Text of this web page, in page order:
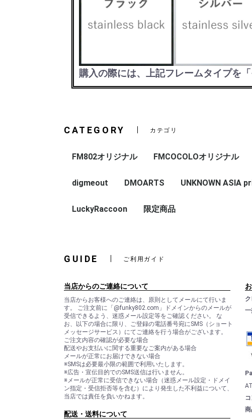
購入の際には、上記フレームタイプを
CATEGORY カテゴリ
FM802オリジナル FMCOCOLOオリジナル
digmeout
HOP ART
アートグッズ
digmeout CATS
DMOARTS UNKNOWN ASIA
LuckyRaccoon 限定商品
GUIDE ご利用ガイド
当店からのご連絡について
当店からお客様へのご連絡は、原則としてメールにて行いま
す。 ご注文前に「@funky802.com」ドメインからのメールが
受信できるよう、迷惑メール設定等をご確認ください。 な
お、以下の場合に限り、ご登録の電話番号宛にSMS（ショート
メッセージサービス）にてご連絡を行う場合がございます。
ご注文内容の確認が必要な場合
配送やお支払いに関する重要なご案内がある場合
メールが正常にお届けできない場合
※SMSは必要最小限の範囲で利用いたします。
※広告・宣伝目的でのSMS送信は行いません。
※メールが正常に受信できない場合（迷惑メール設定・ドメイ
ン指定・受信拒否等を含む）により発生した不利益について、
当店では責任を負いかねます。
配送・送料について
一